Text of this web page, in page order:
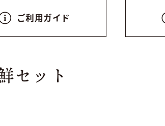
ご利用ガイド
セット